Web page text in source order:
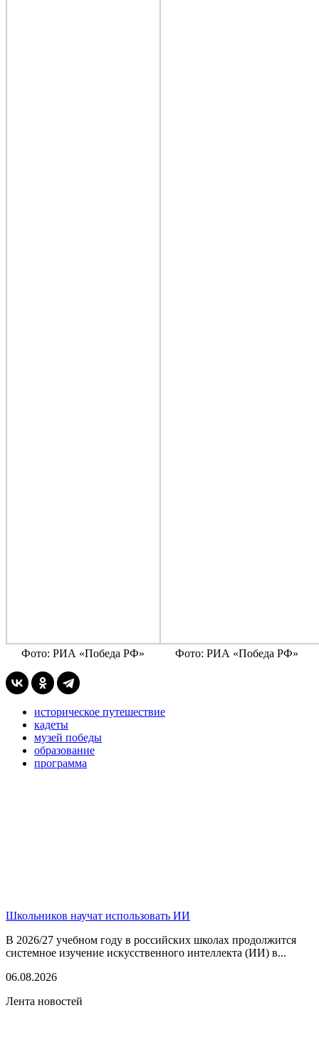
Фото: РИА «Победа РФ» Фото: РИА «Победа РФ»
историческое путешествие
кадеты
музей победы
образование
программа
Школьников научат использовать ИИ
В 2026/27 учебном году в российских школах продолжится
системное изучение искусственного интеллекта (ИИ) в...
06.08.2026
Лента новостей